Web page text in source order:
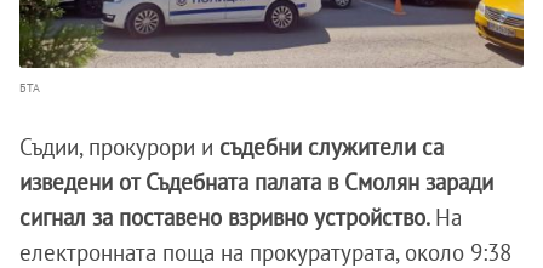
БТА
Съдии, прокурори и съдебни служители са
изведени от Съдебната палата в Смолян заради
сигнал за поставено взривно устройство. На
електронната поща на прокуратурата, около 9:38